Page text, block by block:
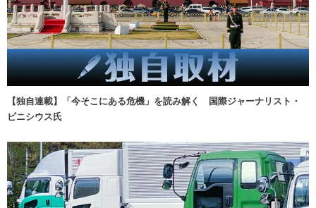
【独自連載】「今そこにある危機」を読み解く 国際ジャーナリスト・
ビニシウス氏